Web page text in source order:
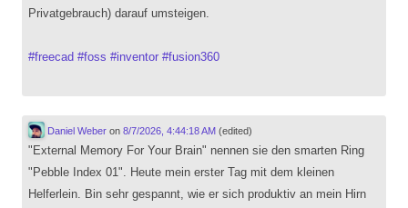
Privatgebrauch) darauf umsteigen.
#freecad #foss #inventor #fusion360
Daniel Weberon 8/7/2026, 4:44:18 AM (edited)
"External Memory For Your Brain" nennen sie den smarten Ring
"Pebble Index 01". Heute mein erster Tag mit dem kleinen
Helferlein. Bin sehr gespannt, wie er sich produktiv an mein Hirn